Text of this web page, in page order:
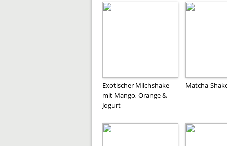
Exotischer Milchshake
mit Mango, Orange &
Jogurt
Matcha-